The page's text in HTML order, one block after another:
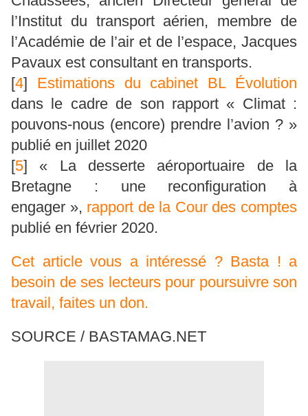
l’Institut du transport aérien, membre de
l’Académie de l’air et de l’espace, Jacques
Pavaux est consultant en transports.
[4] Estimations du cabinet BL Évolution
dans le cadre de son rapport « Climat :
pouvons-nous (encore) prendre l’avion ? »
publié en juillet 2020
[5] « La desserte aéroportuaire de la
Bretagne : une reconfiguration à
engager », rapport de la Cour des comptes
publié en février 2020.
Cet article vous a intéressé ? Basta ! a
besoin de ses lecteurs pour poursuivre son
travail, faites un don.
SOURCE / BASTAMAG.NET